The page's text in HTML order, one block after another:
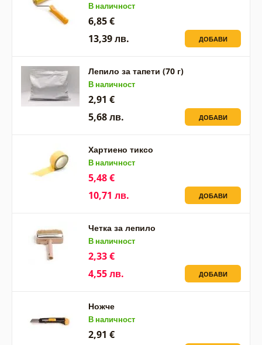
В наличност
6,85 €
13,39 лв.
ДОБАВИ
Лепило за тапети (70 г)
В наличност
2,91 €
5,68 лв.
ДОБАВИ
Хартиено тиксо
В наличност
5,48 €
10,71 лв.
ДОБАВИ
Четка за лепило
В наличност
2,33 €
4,55 лв.
ДОБАВИ
Ножче
В наличност
2,91 €